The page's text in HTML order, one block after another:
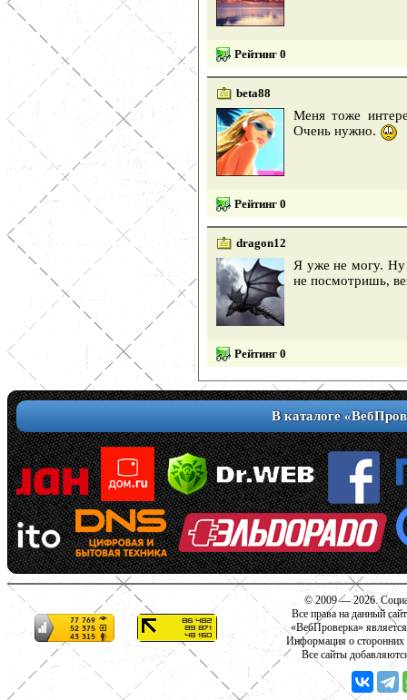
Рейтинг 0
beta88
Меня тоже
Очень нужно.
Рейтинг 0
dragon12
Я уже не могу. Ну
не посмотришь,
Рейтинг 0
В каталоге
© 2009 — 2026.
Все права на данный
«ВебПроверка»
Информация о сторонних
Все сайты